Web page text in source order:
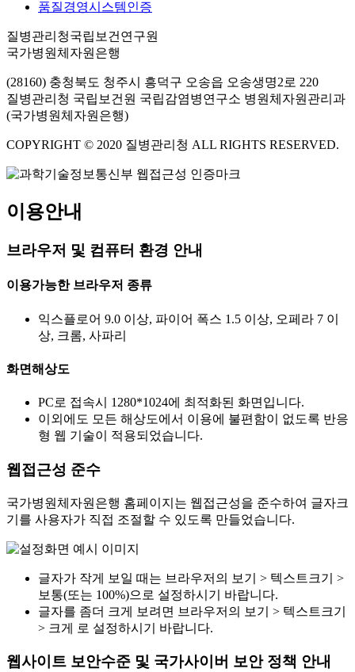
품질경영시스템인증
질병관리청국립보건연구원
국가병원체자원은행
(28160) 충청북도 청주시 흥덕구 오송읍 오송생명2로 220
질병관리청 국립보건원 국립감염병연구소 병원체자원관리과
(국가병원체자원은행)
COPYRIGHT © 2020 질병관리청 ALL RIGHTS RESERVED.
이용안내
브라우저 및 컴퓨터 환경 안내
이용가능한 브라우저 종류
익스플로어 9.0 이상, 파이어 폭스 1.5 이상, 오페라 7 이
상, 크롬, 사파리
화면해상도
PC로 접속시 1280*1024에 최적화된 화면입니다.
이외에도 모든 해상도에서 이용에 불편함이 없도록 반응
형 웹 기술이 적용되었습니다.
웹접근성 준수
국가병원체자원은행 홈페이지는 웹접근성을 준수하여 글자크
기를 사용자가 직접 조절할 수 있도록 만들었습니다.
글자가 작게 보일 때는 브라우저의 보기 > 텍스트크기 >
보통(또는 100%)으로 설정하시기 바랍니다.
글자를 좀더 크게 보려면 브라우저의 보기 > 텍스트크기
> 크게 로 설정하시기 바랍니다.
웹사이트 보안수준 및 국가사이버 보안 정책 안내